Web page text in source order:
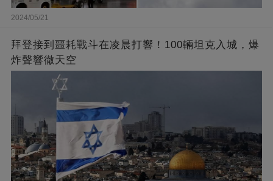
2024/05/21
拜登接到噩耗戰斗在凌晨打響！100輛坦克入城，爆
炸聲響徹天空